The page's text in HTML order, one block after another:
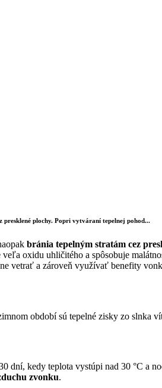
plochy. Popri vytváraní tepelnej pohod...
bránia tepelným stratám cez
oxidu uhličitého a spôsobuje
vetrať a zároveň využívať benefity
období sú tepelné zisky zo slnka
dní, kedy teplota vystúpi nad 30 °C a
zvonku.